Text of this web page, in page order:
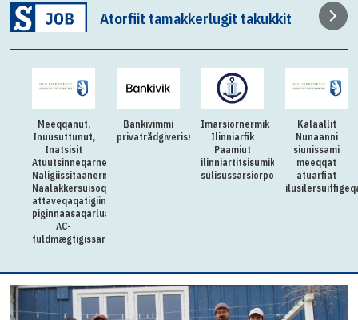
Atorfiit tamakkerlugit takukkit
Bankivimmi
privatrådgiverissarsiorpugut
Imarsiornermik
Ilinniarfik
Kalaallit
Nunaanni
siunissami
meeqqat
atuarfiat
Aqutsisoqarfik
inatsisilerisunik
1 – 2-nik –
sullissisumik